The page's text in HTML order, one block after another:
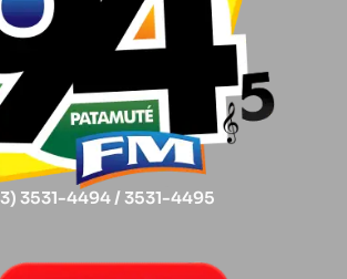
3531-4494 / 3531-4495